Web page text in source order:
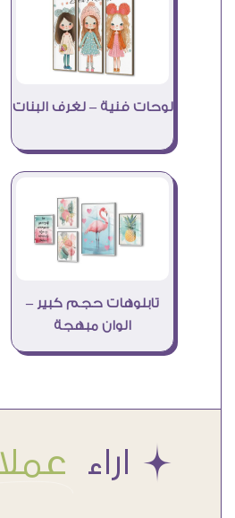
لوحات فنية – لغرف البنات
تابلوهات حجم كبير –
الوان مبهجة
Æ اراء